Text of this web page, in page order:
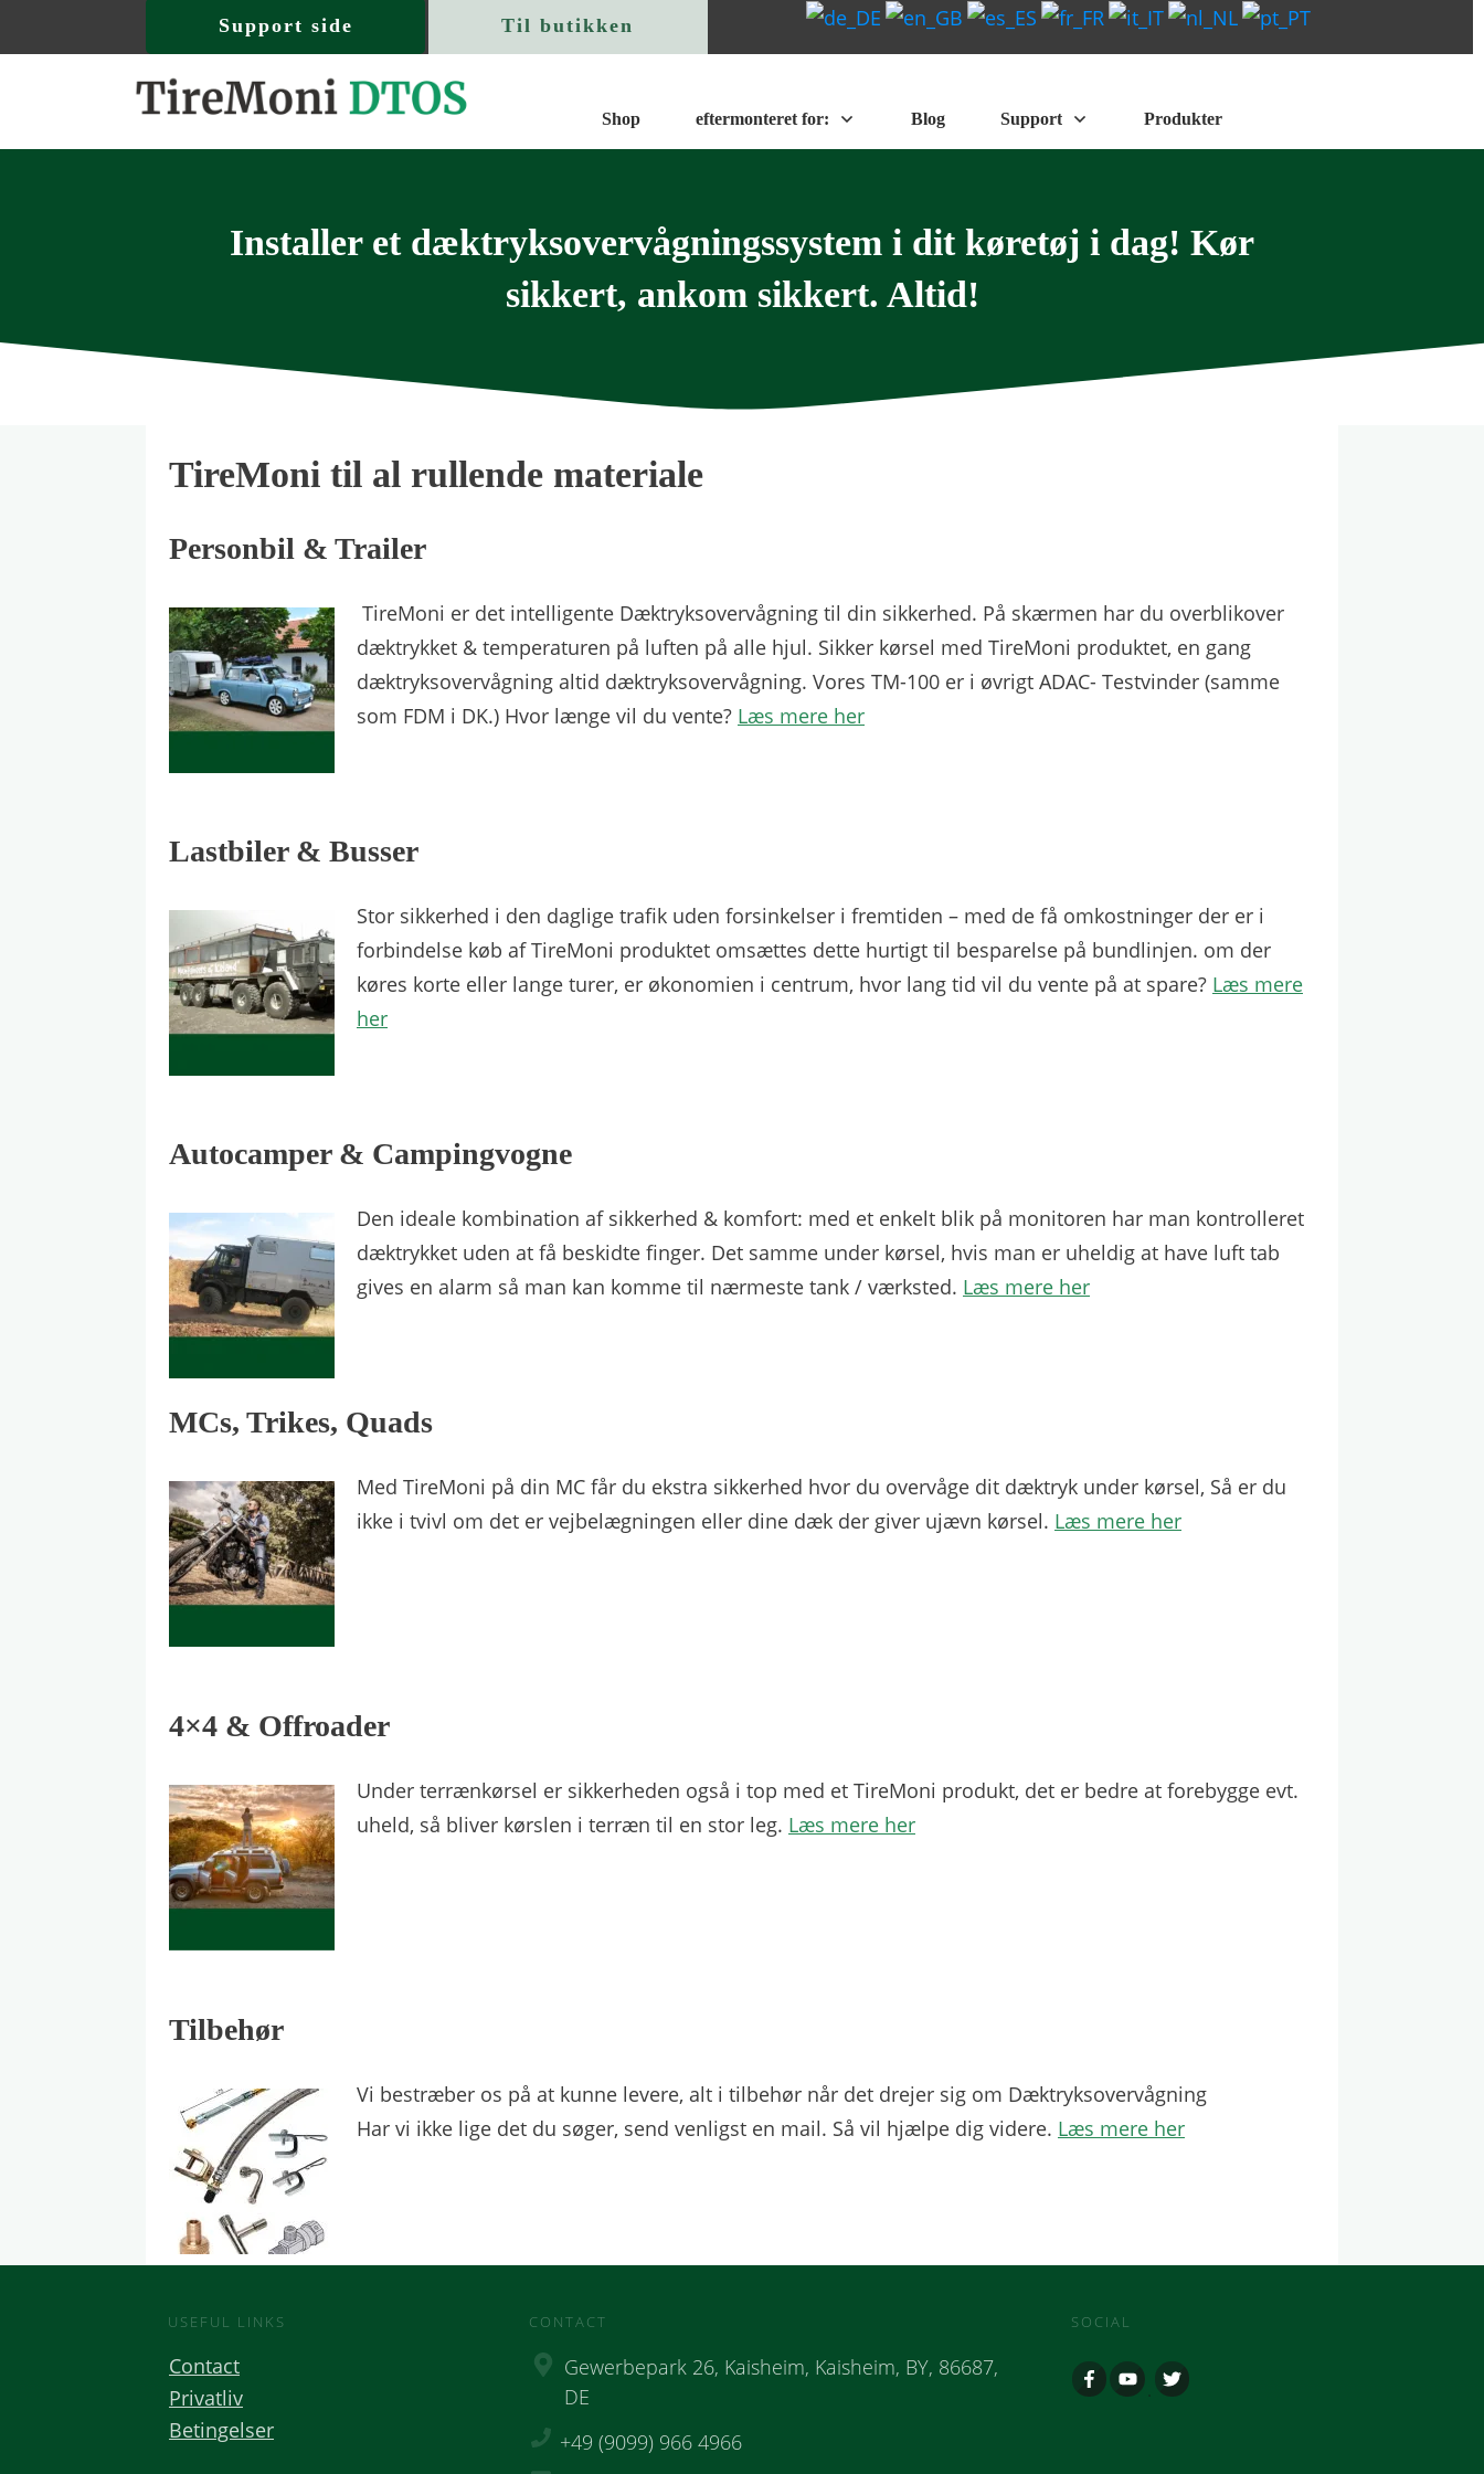
Support side Til butikken
Shop eftermonteret for: Blog Support Produkter
Installer et dæktryksovervågningssystem i dit køretøj i dag! Kør
sikkert, ankom sikkert. Altid!
TireMoni til al rullende materiale
Personbil & Trailer
TireMoni er det intelligente Dæktryksovervågning til din sikkerhed. På skærmen har du overblikover
dæktrykket & temperaturen på luften på alle hjul. Sikker kørsel med TireMoni produktet, en gang
dæktryksovervågning altid dæktryksovervågning. Vores TM-100 er i øvrigt ADAC- Testvinder (samme
som FDM i DK.) Hvor længe vil du vente? Læs mere her
Lastbiler & Busser
Stor sikkerhed i den daglige trafik uden forsinkelser i fremtiden – med de få omkostninger der er i
forbindelse køb af TireMoni produktet omsættes dette hurtigt til besparelse på bundlinjen. om der
køres korte eller lange turer, er økonomien i centrum, hvor lang tid vil du vente på at spare? Læs mere
her
Autocamper & Campingvogne
Den ideale kombination af sikkerhed & komfort: med et enkelt blik på monitoren har man kontrolleret
dæktrykket uden at få beskidte finger. Det samme under kørsel, hvis man er uheldig at have luft tab
gives en alarm så man kan komme til nærmeste tank / værksted. Læs mere her
MCs, Trikes, Quads
Med TireMoni på din MC får du ekstra sikkerhed hvor du overvåge dit dæktryk under kørsel, Så er du
ikke i tvivl om det er vejbelægningen eller dine dæk der giver ujævn kørsel. Læs mere her
4×4 & Offroader
Under terrænkørsel er sikkerheden også i top med et TireMoni produkt, det er bedre at forebygge evt.
uheld, så bliver kørslen i terræn til en stor leg. Læs mere her
Tilbehør
Vi bestræber os på at kunne levere, alt i tilbehør når det drejer sig om Dæktryksovervågning
Har vi ikke lige det du søger, send venligst en mail. Så vil hjælpe dig videre. Læs mere her
USEFUL LINKS
Contact
Privatliv
Betingelser
CONTACT
Gewerbepark 26, Kaisheim, Kaisheim, BY, 86687,
DE
+49 (9099) 966 4966
SOCIAL